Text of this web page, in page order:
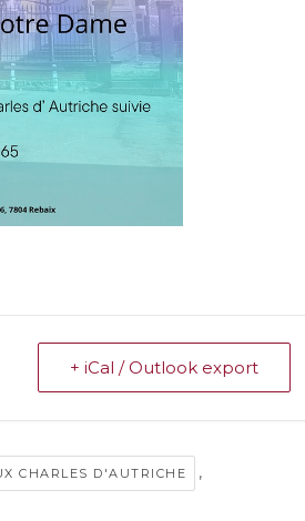
+ iCal / Outlook export
CHARLES D'AUTRICHE ,